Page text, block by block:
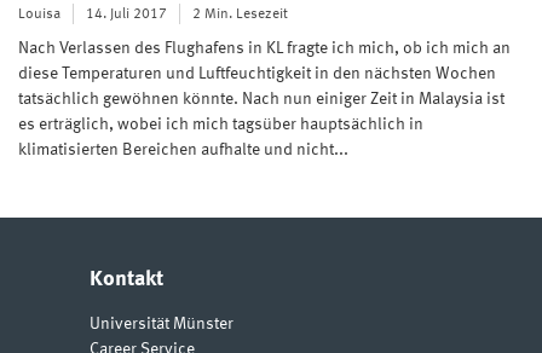
Louisa 14. Juli 2017 2 Min. Lesezeit
Nach Verlassen des Flughafens in KL fragte ich mich, ob ich mich an
diese Temperaturen und Luftfeuchtigkeit in den nächsten Wochen
tatsächlich gewöhnen könnte. Nach nun einiger Zeit in Malaysia ist
es erträglich, wobei ich mich tagsüber hauptsächlich in
klimatisierten Bereichen aufhalte und nicht...
Kontakt
Universität Münster
Career Service